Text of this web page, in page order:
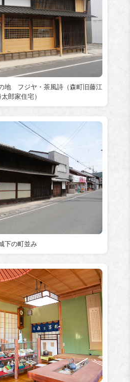
地 フジヤ・茶風詩（森町旧藤江
太郎家住宅）
下の町並み